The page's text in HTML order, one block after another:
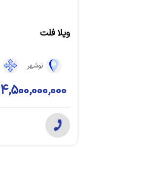
ویلا فلت
نوشهر
4,500,000,000 تومــان